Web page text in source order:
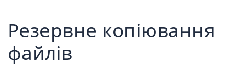
Резервне копіювання
файлів